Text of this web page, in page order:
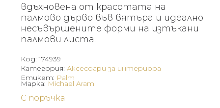
вдъхновена от красотата на
палмово дърво във вятъра и идеално
несъвършените форми на изтъкани
палмови листа.
Код:174939
Категория: Аксесоари за интериора
Етикет: Palm
С поръчка
Марка: Michael Aram